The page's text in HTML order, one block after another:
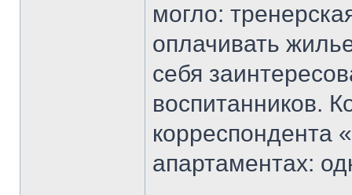
могло:
оплачивать
себя
воспитанников.
корреспондента
апартаментах: